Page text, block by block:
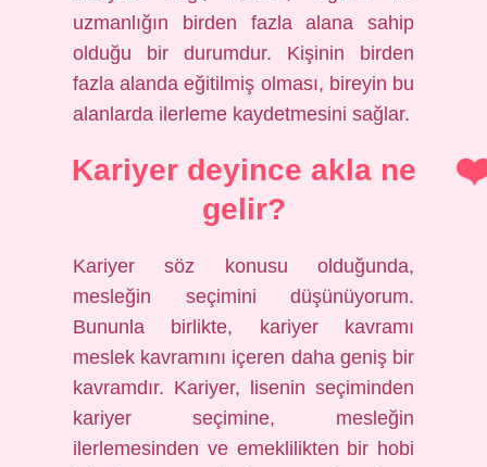
uzmanlığın birden fazla alana sahip
olduğu bir durumdur. Kişinin birden
fazla alanda eğitilmiş olması, bireyin bu
alanlarda ilerleme kaydetmesini sağlar.
Kariyer deyince akla ne
gelir?
Kariyer söz konusu olduğunda,
mesleğin seçimini düşünüyorum.
Bununla birlikte, kariyer kavramı
meslek kavramını içeren daha geniş bir
kavramdır. Kariyer, lisenin seçiminden
kariyer seçimine, mesleğin
ilerlemesinden ve emeklilikten bir hobi